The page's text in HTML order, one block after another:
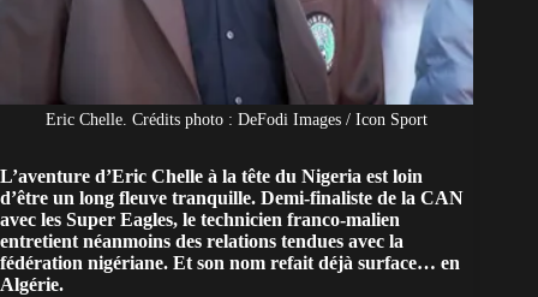
Eric Chelle. Crédits photo : DeFodi Images / Icon Sport
L’aventure d’Eric Chelle à la tête du Nigeria est loin
d’être un long fleuve tranquille. Demi-finaliste de la CAN
avec les Super Eagles, le technicien franco-malien
entretient néanmoins des relations tendues avec la
fédération nigériane. Et son nom refait déjà surface… en
Algérie.